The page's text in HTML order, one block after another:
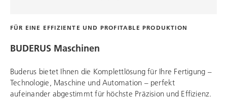
FÜR EINE EFFIZIENTE UND PROFITABLE PRODUKTION
BUDERUS Maschinen
Buderus bietet Ihnen die Komplettlösung für Ihre Fertigung –
Technologie, Maschine und Automation – perfekt
aufeinander abgestimmt für höchste Präzision und Effizienz.